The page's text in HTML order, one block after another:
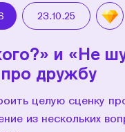
23.10.25
и «Не
дружбу
целую сценку
из нескольких